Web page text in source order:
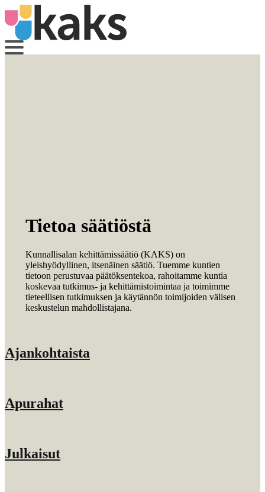
Siirry
sisältöön
Tietoa säätiöstä
Kunnallisalan kehittämissäätiö (KAKS) on
yleishyödyllinen, itsenäinen säätiö. Tuemme kuntien
tietoon perustuvaa päätöksentekoa, rahoitamme kuntia
koskevaa tutkimus- ja kehittämistoimintaa ja toimimme
tieteellisen tutkimuksen ja käytännön toimijoiden välisen
keskustelun mahdollistajana.
Ajankohtaista
Apurahat
Julkaisut